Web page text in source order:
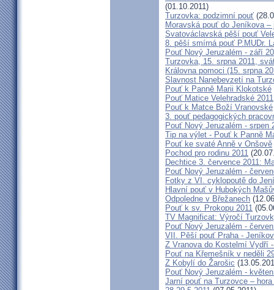
(01.10.2011)
Turzovka: podzimní pouť
Moravská pouť do Jeníkova
Svatováclavská pěší pouť
8. pěší smírná pouť P.MUDr.
Pouť Nový Jeruzalém - září
Turzovka, 15. srpna 2011,
Královna pomoci (15. srpna
Slavnost Nanebevzetí na
Pouť k Panně Marii Klokotské
Pouť Matice Velehradské 2011
Pouť k Matce Boží Vranovské
3. pouť pedagogických
Pouť Nový Jeruzalém - srpen
Tip na výlet - Pouť k Panně
Pouť ke svaté Anně v Onšově
Pochod pro rodinu 2011
Dechtice 3. července 2011:
Pouť Nový Jeruzalém -
Fotky z VI. cyklopoutě do
Hlavní pouť v Hubokých
Odpoledne v Břežanech
Pouť k sv. Prokopu 2011
TV Magnificat: Výročí
Pouť Nový Jeruzalém -
VII. Pěší pouť Praha -
Z Vranova do Kostelmí Vydří
Pouť na Křemešník v neděli
Z Kobylí do Žarošic
Pouť Nový Jeruzalém -
Jarní pouť na Turzovce –